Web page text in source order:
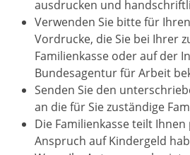
ausdrucken und
Verwenden Sie bitte für
Vordrucke, die Sie bei Ihrer
Familienkasse oder auf der
Bundesagentur für Arbeit
Senden Sie den
an die für Sie zuständige
Die Familienkasse teilt
Anspruch auf Kindergeld